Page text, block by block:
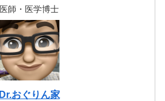
医師・医学博士
Dr.おぐりん家